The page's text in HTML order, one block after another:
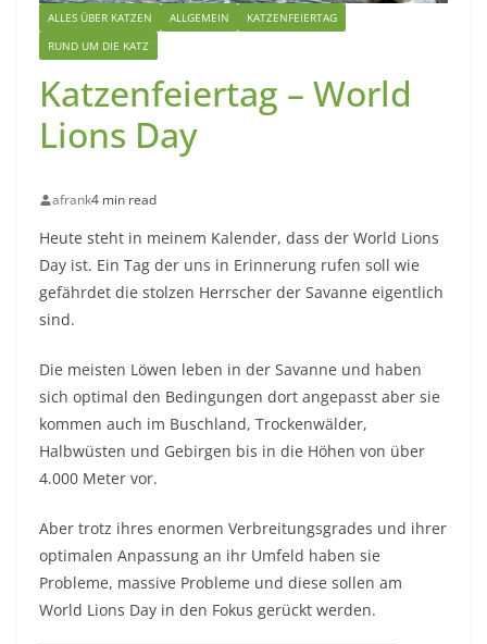
ALLES ÜBER KATZEN ALLGEMEIN
KATZENFEIERTAG
RUND UM DIE KATZ
Katzenfeiertag – World
Lions Day
afrank4 min read
Heute steht in meinem Kalender, dass der World Lions
Day ist. Ein Tag der uns in Erinnerung rufen soll wie
gefährdet die stolzen Herrscher der Savanne eigentlich
sind.
Die meisten Löwen leben in der Savanne und haben
sich optimal den Bedingungen dort angepasst aber sie
kommen auch im Buschland, Trockenwälder,
Halbwüsten und Gebirgen bis in die Höhen von über
4.000 Meter vor.
Aber trotz ihres enormen Verbreitungsgrades und ihrer
optimalen Anpassung an ihr Umfeld haben sie
Probleme, massive Probleme und diese sollen am
World Lions Day in den Fokus gerückt werden.